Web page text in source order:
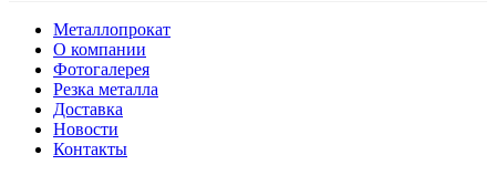
Металлопрокат
О компании
Фотогалерея
Резка металла
Доставка
Новости
Контакты